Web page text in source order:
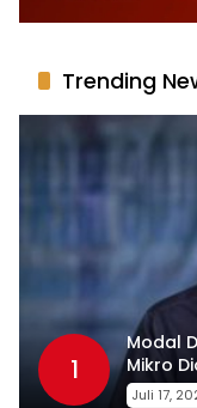
Trending
1
Modal
Mikro
Juli 17,